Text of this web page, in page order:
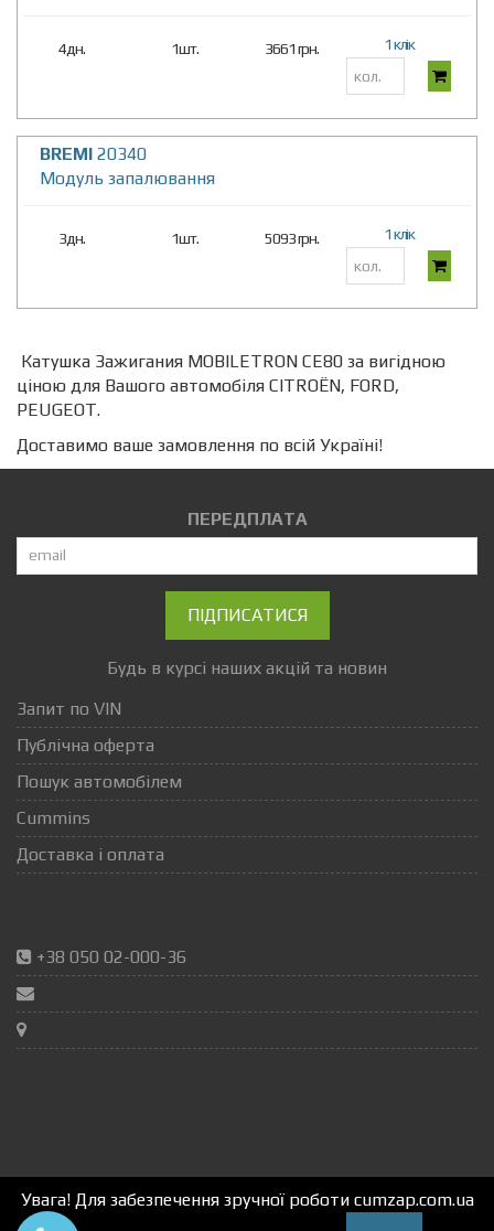
4дн. 1шт. 3661 грн. 1 клік
BREMI 20340
Модуль запалювання
3дн. 1шт. 5093 грн. 1 клік
Катушка Зажигания MOBILETRON CE80 за вигідною
ціною для Вашого автомобіля CITROËN, FORD,
PEUGEOT.
Доставимо ваше замовлення по всій Україні!
ПЕРЕДПЛАТА
ПІДПИСАТИСЯ
Будь в курсі наших акцій та новин
Запит по VIN
Публічна оферта
Пошук автомобілем
Cummins
Доставка і оплата
+38 050 02-000-36
Увага! Для забезпечення зручної роботи cumzap.com.ua